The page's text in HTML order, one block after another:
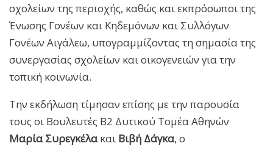
σχολείων της περιοχής, καθώς και εκπρόσωποι της
Ένωσης Γονέων και Κηδεμόνων και Συλλόγων
Γονέων Αιγάλεω, υπογραμμίζοντας τη σημασία της
συνεργασίας σχολείων και οικογενειών για την
τοπική κοινωνία.
Την εκδήλωση τίμησαν επίσης με την παρουσία
τους οι Βουλευτές Β2 Δυτικού Τομέα Αθηνών
Μαρία Συρεγκέλα και Βιβή Δάγκα, ο